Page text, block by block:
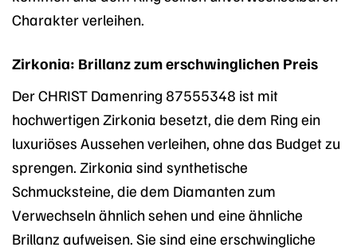
Charakter verleihen.
Zirkonia: Brillanz zum erschwinglichen Preis
Der CHRIST Damenring 87555348 ist mit
hochwertigen Zirkonia besetzt, die dem Ring ein
luxuriöses Aussehen verleihen, ohne das Budget zu
sprengen. Zirkonia sind synthetische
Schmucksteine, die dem Diamanten zum
Verwechseln ähnlich sehen und eine ähnliche
Brillanz aufweisen. Sie sind eine erschwingliche